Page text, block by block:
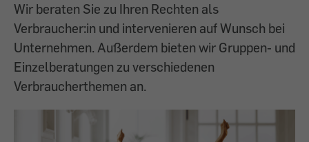
Wir beraten Sie zu Ihren Rechten als
Verbraucher:in und intervenieren auf Wunsch bei
Unternehmen. Außerdem bieten wir Gruppen- und
Einzelberatungen zu verschiedenen
Verbraucherthemen an.